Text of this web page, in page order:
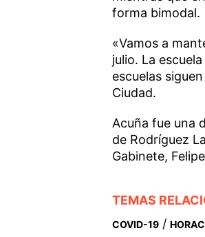
forma bimodal.
«Vamos a
julio. La
escuelas
Ciudad.
Acuña fue una
de Rodríguez
Gabinete,
TEMAS
COVID-19/